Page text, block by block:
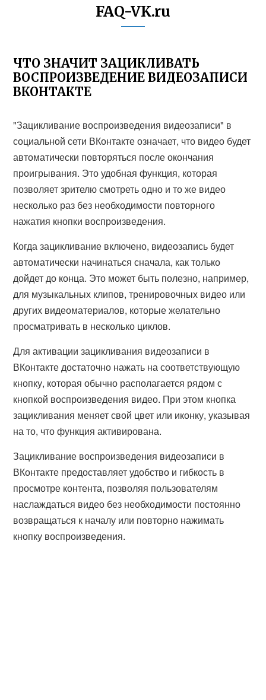
FAQ-VK.ru
ЧТО ЗНАЧИТ ЗАЦИКЛИВАТЬ
ВОСПРОИЗВЕДЕНИЕ ВИДЕОЗАПИСИ
ВКОНТАКТЕ
"Зацикливание воспроизведения видеозаписи" в
социальной сети ВКонтакте означает, что видео будет
автоматически повторяться после окончания
проигрывания. Это удобная функция, которая
позволяет зрителю смотреть одно и то же видео
несколько раз без необходимости повторного
нажатия кнопки воспроизведения.
Когда зацикливание включено, видеозапись будет
автоматически начинаться сначала, как только
дойдет до конца. Это может быть полезно, например,
для музыкальных клипов, тренировочных видео или
других видеоматериалов, которые желательно
просматривать в несколько циклов.
Для активации зацикливания видеозаписи в
ВКонтакте достаточно нажать на соответствующую
кнопку, которая обычно располагается рядом с
кнопкой воспроизведения видео. При этом кнопка
зацикливания меняет свой цвет или иконку, указывая
на то, что функция активирована.
Зацикливание воспроизведения видеозаписи в
ВКонтакте предоставляет удобство и гибкость в
просмотре контента, позволяя пользователям
наслаждаться видео без необходимости постоянно
возвращаться к началу или повторно нажимать
кнопку воспроизведения.